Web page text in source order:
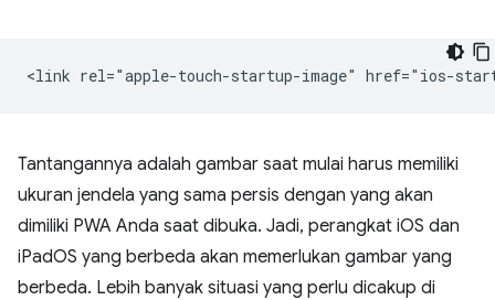
Tantangannya adalah gambar saat mulai harus memiliki
ukuran jendela yang sama persis dengan yang akan
dimiliki PWA Anda saat dibuka. Jadi, perangkat iOS dan
iPadOS yang berbeda akan memerlukan gambar yang
berbeda. Lebih banyak situasi yang perlu dicakup di